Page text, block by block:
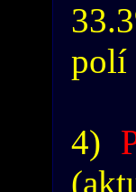
polí
4)